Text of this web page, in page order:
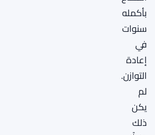
بأكمله
سنوات
في
إعادة
التوازن.
لم
يكن
ذلك